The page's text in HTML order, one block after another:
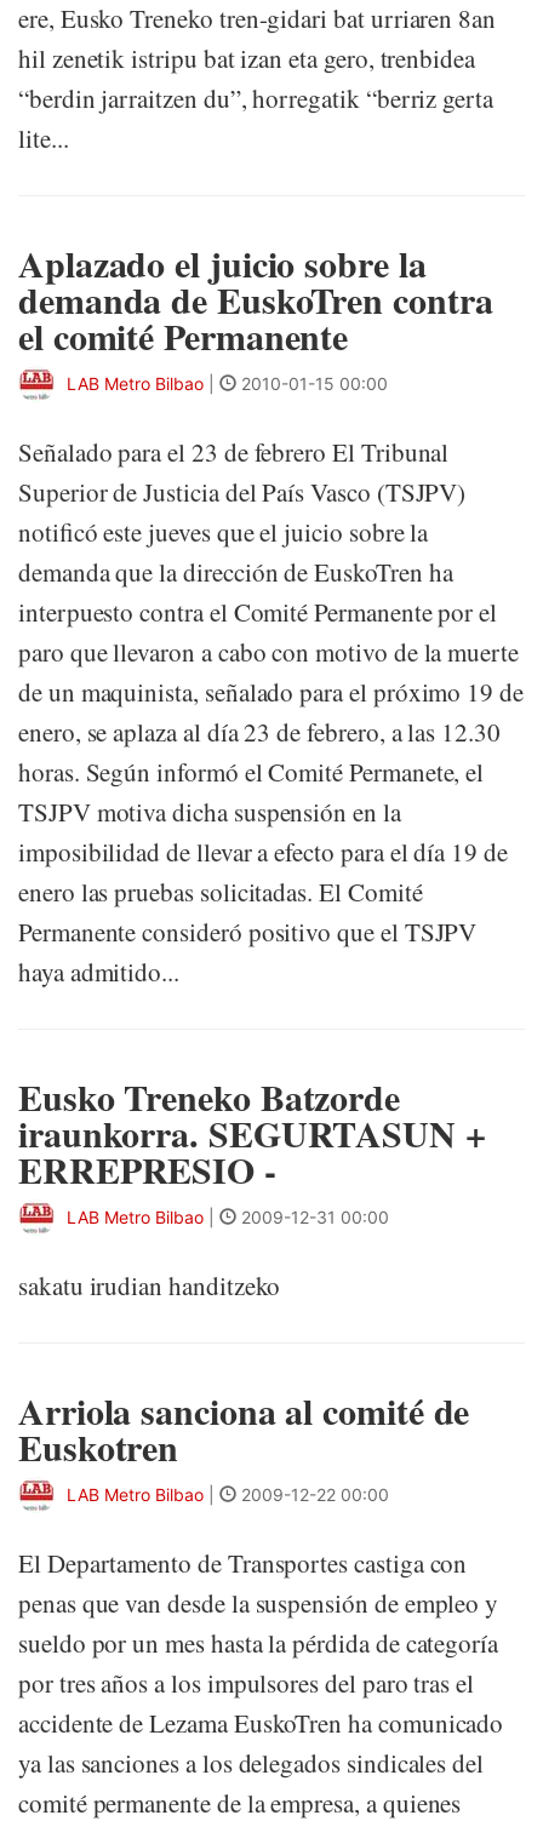
ere, Eusko Treneko tren-gidari bat urriaren 8an
hil zenetik istripu bat izan eta gero, trenbidea
“berdin jarraitzen du”, horregatik “berriz gerta
lite...
Aplazado el juicio sobre la
demanda de EuskoTren contra
el comité Permanente
LAB Metro Bilbao 2010-01-15 00:00
Señalado para el 23 de febrero El Tribunal
Superior de Justicia del País Vasco (TSJPV)
notificó este jueves que el juicio sobre la
demanda que la dirección de EuskoTren ha
interpuesto contra el Comité Permanente por el
paro que llevaron a cabo con motivo de la muerte
de un maquinista, señalado para el próximo 19 de
enero, se aplaza al día 23 de febrero, a las 12.30
horas. Según informó el Comité Permanete, el
TSJPV motiva dicha suspensión en la
imposibilidad de llevar a efecto para el día 19 de
enero las pruebas solicitadas. El Comité
Permanente consideró positivo que el TSJPV
haya admitido...
Eusko Treneko Batzorde
iraunkorra. SEGURTASUN +
ERREPRESIO -
LAB Metro Bilbao 2009-12-31 00:00
sakatu irudian handitzeko
Arriola sanciona al comité de
Euskotren
LAB Metro Bilbao 2009-12-22 00:00
El Departamento de Transportes castiga con
penas que van desde la suspensión de empleo y
sueldo por un mes hasta la pérdida de categoría
por tres años a los impulsores del paro tras el
accidente de Lezama EuskoTren ha comunicado
ya las sanciones a los delegados sindicales del
comité permanente de la empresa, a quienes